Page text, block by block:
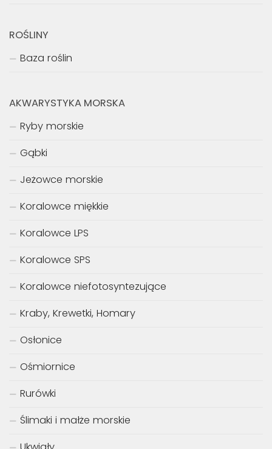
ROŚLINY
Baza roślin
AKWARYSTYKA MORSKA
Ryby morskie
Gąbki
Jeżowce morskie
Koralowce miękkie
Koralowce LPS
Koralowce SPS
Koralowce niefotosyntezujące
Kraby, Krewetki, Homary
Osłonice
Ośmiornice
Rurówki
Ślimaki i małże morskie